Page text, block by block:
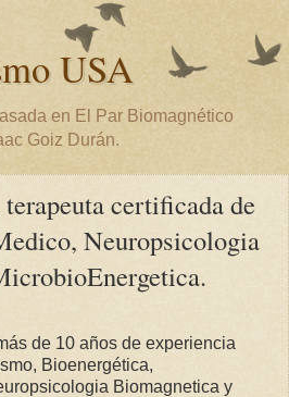
USA
en El Par Biomagnético
Goiz Durán.
certificada de
Neuropsicologia
de 10 años de experiencia
Bioenergética,
Biomagnetica y